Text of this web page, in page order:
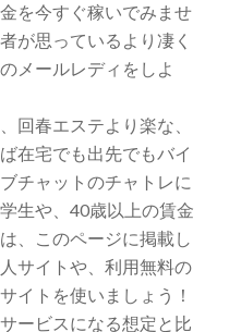
を今すぐ稼いでみませ
が思っているより凄く
メールレディをしよ
回春エステより楽な、
在宅でも出先でもバイ
チャットのチャトレに
生や、40歳以上の賃金
、このページに掲載し
サイトや、利用無料の
イトを使いましょう！
ービスになる想定と比